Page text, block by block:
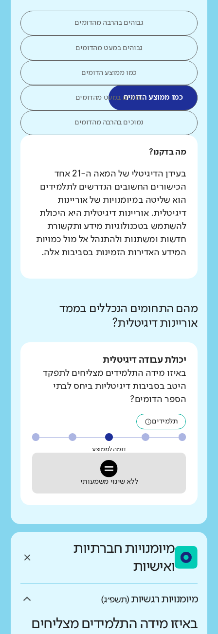
גבוהים בהרבה מהדומים
גבוהים במעט מהדומים
כמו ממוצע הדומים
כמו ממוצע הדומיםנמוכים במעט מהדומים
נמוכים בהרבה מהדומים
מה בדקנו?
בעידן הדיגיטלי של המאה ה-21 אחד
הכישורים החשובים הנדרשים לתלמידים
הוא שליטה במיומנויות של אוריינות
דיגיטלית. אוריינות דיגיטלית היא היכולת
להשתמש בטכנולוגיות מידע ותקשורת
חדשות ומשתנות ולהתנהל אל מול כמויות
המידע האדירות הזמינות בסביבות אלה.
מהם התחומים הנכללים בממד
אוריינות דיגיטלית?
יכולת עבודה דיגיטלית
באיזו מידה התלמידים מצליחים לתפקד
היטב בסביבות דיגיטליות ביחס לבתי
הספר הדומים?
תלמידים
דומה לממוצע
ללא שינוי משמעותי
מיומנויות חברתיות
ואישיות
מיומנויות רגשיות (תשפ״ג)
באיזו מידה התלמידים מצליחים